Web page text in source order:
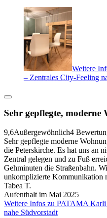
Weitere
– Zentrales City-Feeling
Sehr gepflegte, moderne
9,6Außergewöhnlich4
Sehr gepflegte moderne
die Peterskirche. Es hat uns an
Zentral gelegen und zu Fuß
Gehminuten die Straßenbahn.
unkomplizierte Kommunikation
Tabea T.
Aufenthalt im Mai 2025
Weitere Infos zu PATAMA
nahe Südvorstadt